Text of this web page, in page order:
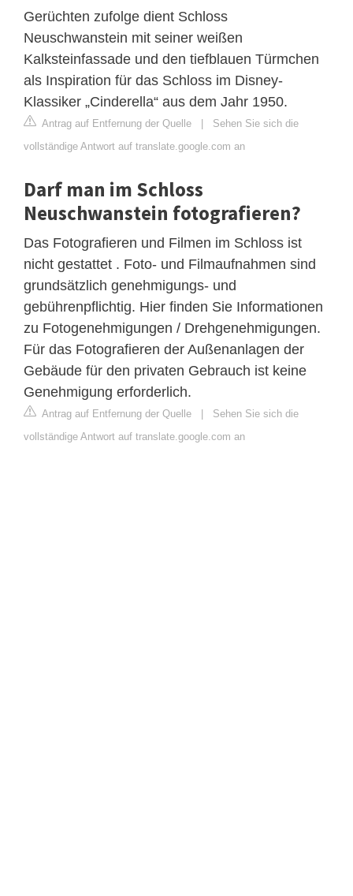
Gerüchten zufolge dient Schloss
Neuschwanstein mit seiner weißen
Kalksteinfassade und den tiefblauen Türmchen
als Inspiration für das Schloss im Disney-
Klassiker „Cinderella“ aus dem Jahr 1950.
Antrag auf Entfernung der Quelle | Sehen Sie sich die
vollständige Antwort auf translate.google.com an
Darf man im Schloss
Neuschwanstein fotografieren?
Das Fotografieren und Filmen im Schloss ist
nicht gestattet . Foto- und Filmaufnahmen sind
grundsätzlich genehmigungs- und
gebührenpflichtig. Hier finden Sie Informationen
zu Fotogenehmigungen / Drehgenehmigungen.
Für das Fotografieren der Außenanlagen der
Gebäude für den privaten Gebrauch ist keine
Genehmigung erforderlich.
Antrag auf Entfernung der Quelle | Sehen Sie sich die
vollständige Antwort auf translate.google.com an